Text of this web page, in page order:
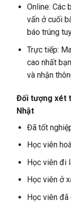
Online: Các
vấn ở cuối
báo trúng
Trực tiếp:
cao nhất
và nhận
Đối tượng xét
Nhật
Đã tốt
Học viên
Học viên đi
Học viên ở
Học viên